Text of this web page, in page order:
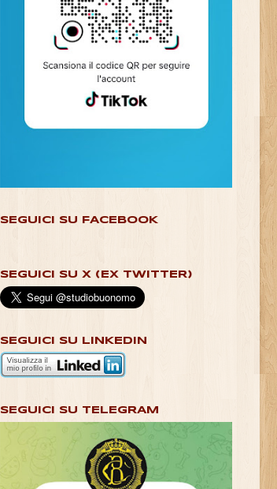
SEGUICI SU FACEBOOK
SEGUICI SU X (EX TWITTER)
SEGUICI SU LINKEDIN
SEGUICI SU TELEGRAM